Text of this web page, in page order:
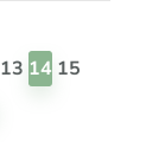
PAGE
13 PAGE
14 PAGE
15